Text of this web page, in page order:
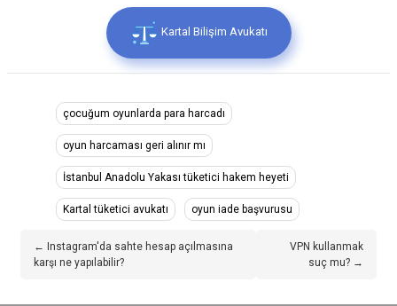
Kartal Bilişim Avukatı
çocuğum oyunlarda para harcadı
oyun harcaması geri alınır mı
İstanbul Anadolu Yakası tüketici hakem heyeti
Kartal tüketici avukatı oyun iade başvurusu
← Instagram'da sahte hesap açılmasına
karşı ne yapılabilir?
VPN kullanmak
suç mu? →